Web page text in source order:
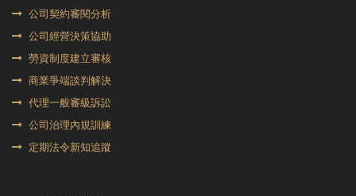
公司契約審閱分析
公司經營決策協助
勞資制度建立審核
商業爭端談判解決
代理⼀般審級訴訟
公司治理內規訓練
定期法令新知追蹤